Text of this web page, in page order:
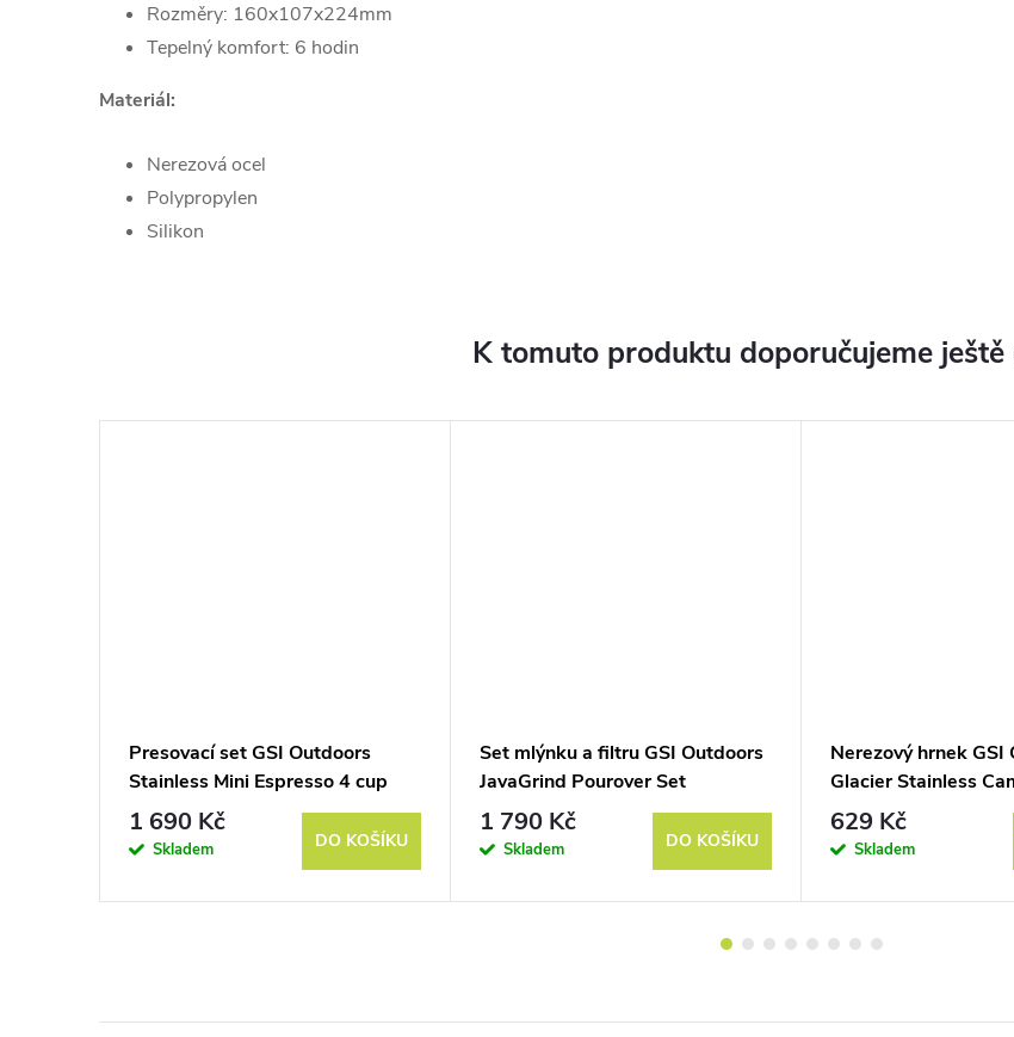
Rozměry: 160x107x224mm
Tepelný komfort: 6 hodin
Materiál:
Nerezová ocel
Polypropylen
Silikon
K tomuto produktu doporučujeme
Presovací set GSI Outdoors
Stainless Mini Espresso 4 cup
1 690 Kč
Skladem DO KOŠÍKU
Set mlýnku a filtru GSI Outdoors
JavaGrind Pourover Set
1 790 Kč
Skladem DO KOŠÍKU
Nerezový hrnek GSI
Glacier Stainless
ml
629 Kč
Skladem